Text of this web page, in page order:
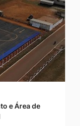
e Área de